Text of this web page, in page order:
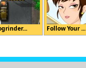
Follow Your ...